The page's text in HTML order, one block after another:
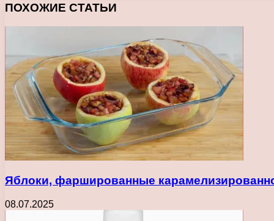
ПОХОЖИЕ СТАТЬИ
Яблоки, фаршированные
08.07.2025